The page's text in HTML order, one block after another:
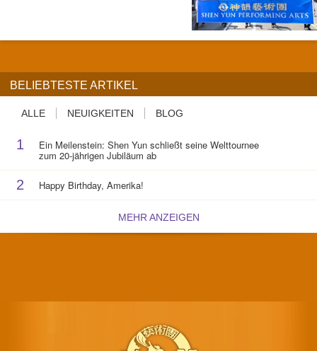
BELIEBTESTE ARTIKEL
ALLE NEUIGKEITEN BLOG
1 Ein Meilenstein: Shen Yun schließt seine Welttournee
zum 20-jährigen Jubiläum ab
2 Happy Birthday, Amerika!
MEHR ANZEIGEN